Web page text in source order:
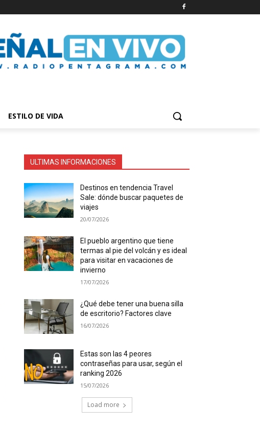
ESTILO DE VIDA
ULTIMAS INFORMACIONES
Destinos en tendencia Travel
Sale: dónde buscar paquetes de
viajes
20/07/2026
El pueblo argentino que tiene
termas al pie del volcán y es ideal
para visitar en vacaciones de
invierno
17/07/2026
¿Qué debe tener una buena silla
de escritorio? Factores clave
16/07/2026
Estas son las 4 peores
contraseñas para usar, según el
ranking 2026
15/07/2026
Load more